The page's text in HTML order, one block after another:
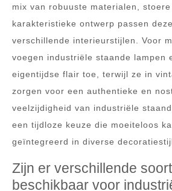
mix van robuuste materialen,
karakteristieke ontwerp passen
verschillende interieurstijlen. Voor
voegen industriële staande lampen
eigentijdse flair toe, terwijl ze in
zorgen voor een authentieke en
veelzijdigheid van industriële
een tijdloze keuze die moeiteloos
geïntegreerd in diverse
Zijn er verschillende
beschikbaar voor